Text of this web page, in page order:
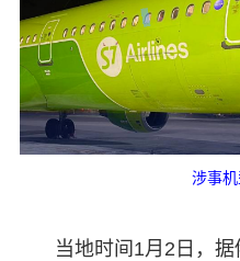
涉事
当地时间1月2日，